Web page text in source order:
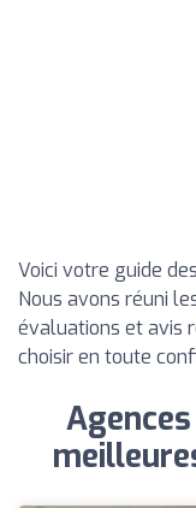
Voici votre guide des
Nous avons réuni
évaluations et avis
choisir en toute